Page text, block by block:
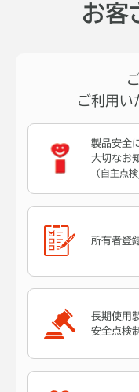
お客
ご利用い
製品安全
大切なお
（自主点
所有者登
長期使用
安全点検